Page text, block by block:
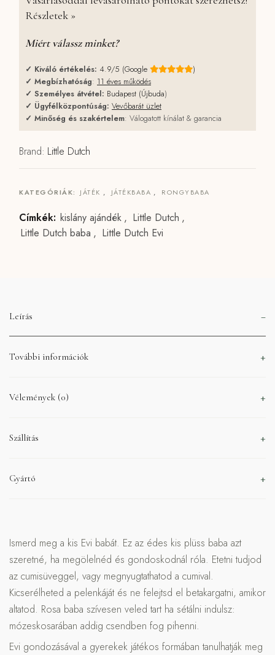
Részletek »
Miért válassz minket?
✓ Kiváló értékelés: 4.9/5 (Google
)
✓ Megbízhatóság: 11 éves működés
✓ Személyes átvétel: Budapest (Újbuda)
✓ Ügyfélközpontúság: Vevőbarát üzlet
✓ Minőség és szakértelem: Válogatott kínálat & garancia
Brand: Little Dutch
KATEGÓRIÁK: JÁTÉK , JÁTÉKBABA , RONGYBABA
Címkék: kislány ajándék , Little Dutch ,
Little Dutch baba , Little Dutch Evi
Leírás
További információk
Vélemények (0)
Szállítás
Gyártó
Ismerd meg a kis Evi babát. Ez az édes kis plüss baba azt
szeretné, ha megölelnéd és gondoskodnál róla. Etetni tudjod
az cumisüveggel, vagy megnyugtathatod a cumival.
Kicserélheted a pelenkáját és ne felejtsd el betakargatni, amikor
altatod. Rosa baba szívesen veled tart ha sétálni indulsz:
mózeskosarában addig csendben fog pihenni.
Evi gondozásával a gyerekek játékos formában tanulhatják meg